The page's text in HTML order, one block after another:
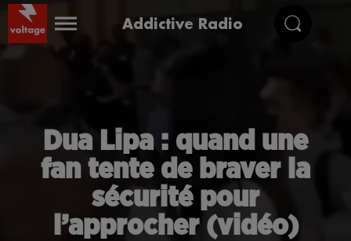
Addictive Radio
Dua Lipa : quand une
fan tente de braver la
sécurité pour
l’approcher (vidéo)